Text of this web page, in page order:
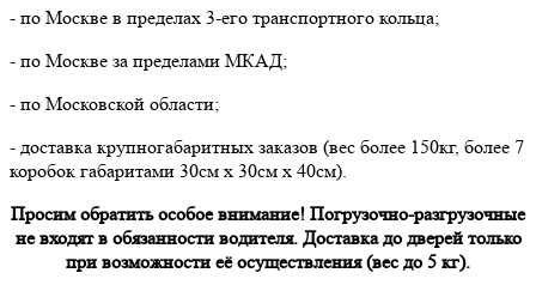
- по Москве в пределах 3-его транспортного кольца;
- по Москве за пределами МКАД;
- по Московской области;
- доставка крупногабаритных заказов (вес более 150кг, более 7
коробок габаритами 30см х 30см х 40см).
Просим обратить особое внимание! Погрузочно-разгрузочные
не входят в обязанности водителя. Доставка до дверей только
при возможности её осуществления (вес до 5 кг).